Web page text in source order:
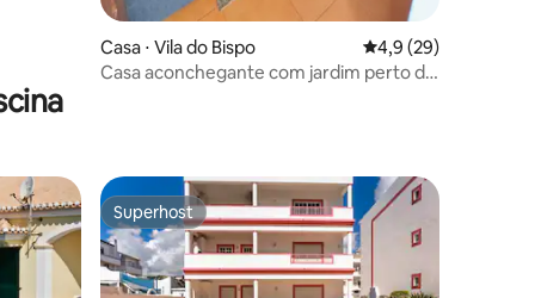
Casa ⋅ Vila do Bispo 4,9 de uma
4,9 (29)
Casa aconchegante com jardim perto da
Superhost
Superhost